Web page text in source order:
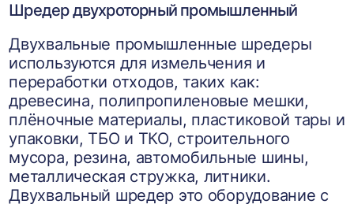
Шредер двухроторный промышленный
Двухвальные промышленные шредеры
используются для измельчения и
переработки отходов, таких как:
древесина, полипропиленовые мешки,
плёночные материалы, пластиковой тары и
упаковки, ТБО и ТКО, строительного
мусора, резина, автомобильные шины,
металлическая стружка, литники.
Двухвальный шредер это оборудование с